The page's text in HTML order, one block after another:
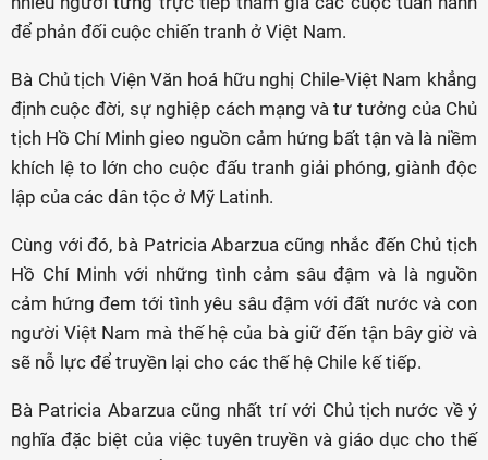
để phản đối cuộc chiến tranh ở Việt Nam.
Bà Chủ tịch Viện Văn hoá hữu nghị Chile-Việt Nam khẳng
định cuộc đời, sự nghiệp cách mạng và tư tưởng của Chủ
tịch Hồ Chí Minh gieo nguồn cảm hứng bất tận và là niềm
khích lệ to lớn cho cuộc đấu tranh giải phóng, giành độc
lập của các dân tộc ở Mỹ Latinh.
Cùng với đó, bà Patricia Abarzua cũng nhắc đến Chủ tịch
Hồ Chí Minh với những tình cảm sâu đậm và là nguồn
cảm hứng đem tới tình yêu sâu đậm với đất nước và con
người Việt Nam mà thế hệ của bà giữ đến tận bây giờ và
sẽ nỗ lực để truyền lại cho các thế hệ Chile kế tiếp.
Bà Patricia Abarzua cũng nhất trí với Chủ tịch nước về ý
nghĩa đặc biệt của việc tuyên truyền và giáo dục cho thế